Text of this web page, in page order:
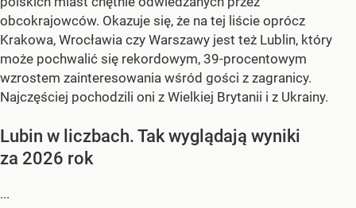
obcokrajowców. Okazuje się, że na tej liście oprócz
Krakowa, Wrocławia czy Warszawy jest też Lublin, który
może pochwalić się rekordowym, 39-procentowym
wzrostem zainteresowania wśród gości z zagranicy.
Najczęściej pochodzili oni z Wielkiej Brytanii i z Ukrainy.
Lubin w liczbach. Tak wyglądają wyniki
za 2026 rok
...